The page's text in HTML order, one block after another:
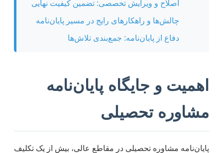
اصلاح و ویرایش تخصصی: تضمین کیفیت نهایی
چالش‌ها و راهکارهای رایج در مسیر پایان‌نامه
دفاع از پایان‌نامه: جمع‌بندی تلاش‌ها
اهمیت و جایگاه پایان‌نامه
مشاوره تحصیلی
پایان‌نامه مشاوره تحصیلی در مقاطع عالی، بیش از یک تکلیف